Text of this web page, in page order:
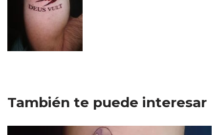
También te puede interesar